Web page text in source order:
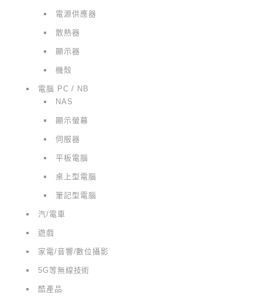
電源供應器
散熱器
顯示器
機殼
電腦 PC / NB
NAS
顯示螢幕
伺服器
平板電腦
桌上型電腦
筆記型電腦
汽/電車
遊戲
家電/音響/數位攝影
5G等無線技術
酷產品